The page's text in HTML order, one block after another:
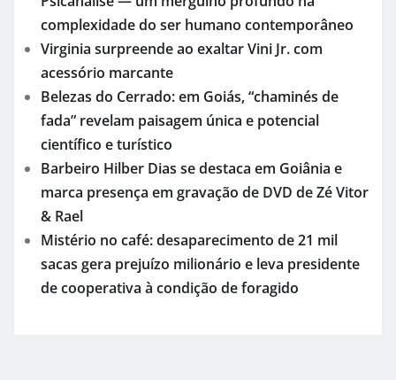
complexidade do ser humano contemporâneo
Virginia surpreende ao exaltar Vini Jr. com
acessório marcante
Belezas do Cerrado: em Goiás, “chaminés de
fada” revelam paisagem única e potencial
científico e turístico
Barbeiro Hilber Dias se destaca em Goiânia e
marca presença em gravação de DVD de Zé Vitor
& Rael
Mistério no café: desaparecimento de 21 mil
sacas gera prejuízo milionário e leva presidente
de cooperativa à condição de foragido